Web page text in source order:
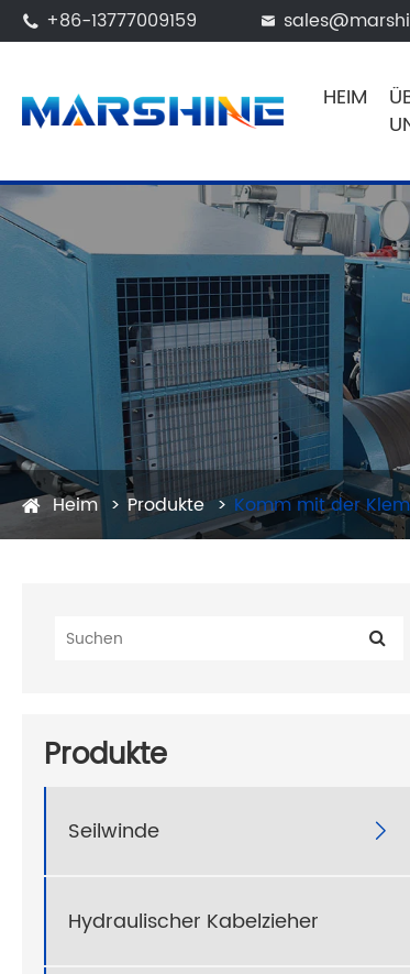
 +86-13777009159 
HEIM
Heim Produkte Komm mit der
Produkte
Seilwinde 
Hydraulischer Kabelzieher